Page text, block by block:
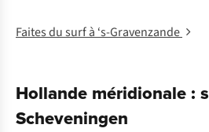
Faites du surf à ‘s-Gravenzande
Hollande méridionale :
Scheveningen